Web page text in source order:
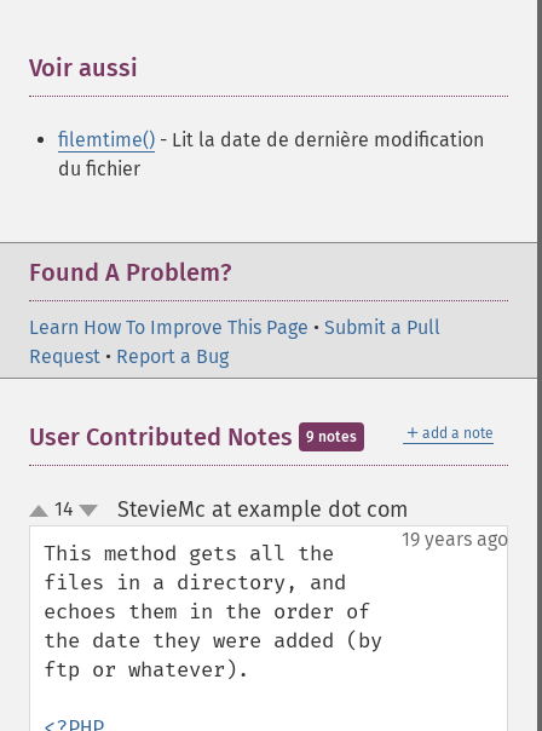
Voir aussi
filemtime() - Lit la date de dernière modification
du fichier
Found A Problem?
Learn How To Improve This Page • Submit a Pull
Request • Report a Bug
＋ add a note
User Contributed Notes 9 notes
up
down
14 StevieMc at example dot com
19 years ago
This method gets all the
files in a directory, and
echoes them in the order of
the date they were added (by
ftp or whatever).